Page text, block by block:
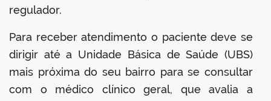
regulador.
Para receber atendimento o paciente deve se
dirigir até a Unidade Básica de Saúde (UBS)
mais próxima do seu bairro para se consultar
com o médico clínico geral, que avalia a